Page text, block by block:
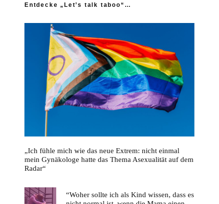
Entdecke „Let’s talk taboo“…
„Ich fühle mich wie das neue Extrem: nicht einmal
mein Gynäkologe hatte das Thema Asexualität auf dem
Radar“
“Woher sollte ich als Kind wissen, dass es